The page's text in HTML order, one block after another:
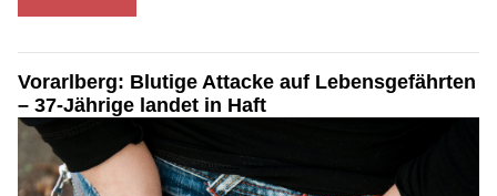
Vorarlberg: Blutige Attacke auf Lebensgefährten
– 37-Jährige landet in Haft